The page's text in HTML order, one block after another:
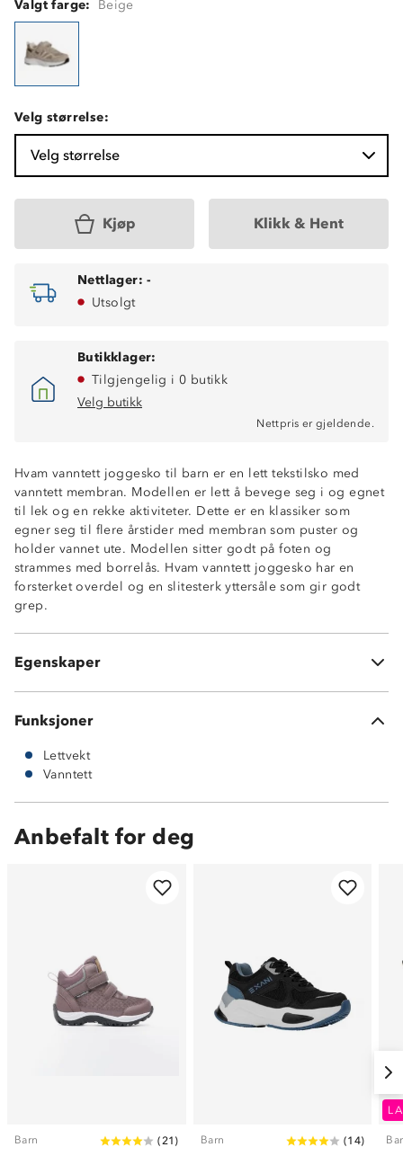
Valgt farge: Beige
Velg størrelse:
Velg størrelse
Kjøp Klikk & Hent
Nettlager: -
Utsolgt
Butikklager:
Tilgjengelig i 0 butikk
Velg butikk
Nettpris er gjeldende.
Hvam vanntett joggesko til barn er en lett tekstilsko med
vanntett membran. Modellen er lett å bevege seg i og egnet
til lek og en rekke aktiviteter. Dette er en klassiker som
egner seg til flere årstider med membran som puster og
holder vannet ute. Modellen sitter godt på foten og
strammes med borrelås. Hvam vanntett joggesko har en
forsterket overdel og en slitesterk yttersåle som gir godt
grep.
Egenskaper
Lettvekt
Vanntett membran
Tåforsterkning
Borrelås og strikklisser
Funksjoner
Lettvekt
Vanntett
Anbefalt for deg
Barn ( 21 ) Barn (14)